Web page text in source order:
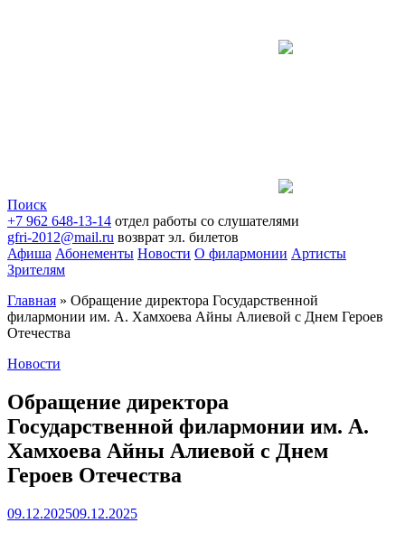
Поиск
+7 962 648-13-14 отдел работы со слушателями
gfri-2012@mail.ru возврат эл. билетов
Афиша Абонементы Новости О филармонии Артисты
Зрителям
Главная » Обращение директора Государственной
филармонии им. А. Хамхоева Айны Алиевой с Днем Героев
Отечества
Новости
Обращение директора
Государственной филармонии им. А.
Хамхоева Айны Алиевой с Днем
Героев Отечества
09.12.202509.12.2025